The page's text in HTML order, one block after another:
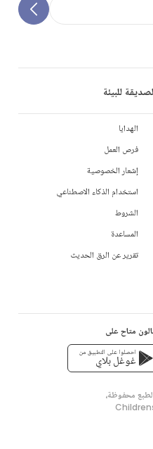
للبيئة
الهدايا
فرص العمل
إشعار الخصوصية
استخدام الذكاء الاصطناعي
الشروط
المساعدة
تقرير عن الرق الحديث
متاح على
احصلوا على التطبيق من
غوغل بلاي
محفوظة،